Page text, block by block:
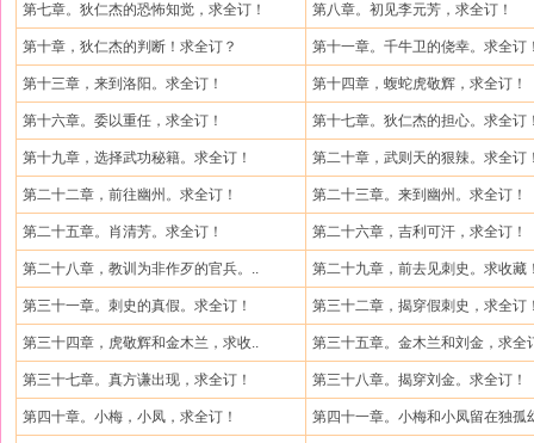
第七章。狄仁杰的恐怖知觉，求全订！ 第八章。初见李元芳，求全订！
第十章，狄仁杰的判断！求全订？ 第十一章。千牛卫的侥幸。求全订
第十三章，来到洛阳。求全订！ 第十四章，蝮蛇虎敬辉，求全订！
第十六章。委以重任，求全订！ 第十七章。狄仁杰的担心。求全订
第十九章，选择武功秘籍。求全订！ 第二十章，武则天的狠辣。求全订
第二十二章，前往幽州。求全订！ 第二十三章。来到幽州。求全订！
第二十五章。肖清芳。求全订！ 第二十六章，吉利可汗，求全订！
第二十八章，教训为非作歹的官兵。.. 第二十九章，前去见刺史。求收藏
第三十一章。刺史的真假。求全订！ 第三十二章，揭穿假刺史，求全订
第三十四章，虎敬辉和金木兰，求收.. 第三十五章。金木兰和刘金，求全
第三十七章。真方谦出现，求全订！ 第三十八章。揭穿刘金。求全订！
第四十章。小梅，小凤，求全订！ 第四十一章。小梅和小凤留在独孤